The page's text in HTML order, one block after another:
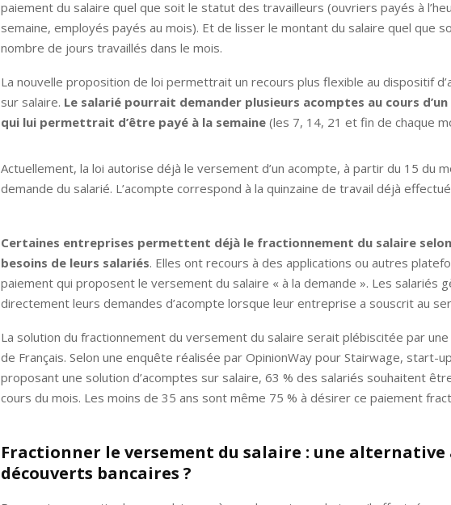
paiement du salaire quel que soit le statut des travailleurs (ouvriers payés à
semaine, employés payés au mois). Et de lisser le montant du salaire quel que
nombre de jours travaillés dans le mois.
La nouvelle proposition de loi permettrait un recours plus flexible au dispositif
sur salaire. Le salarié pourrait demander plusieurs acomptes au cours d’un
qui lui permettrait d’être payé à la semaine (les 7, 14, 21 et fin de chaque
Actuellement, la loi autorise déjà le versement d’un acompte, à partir du 15 du
demande du salarié. L’acompte correspond à la quinzaine de travail déjà
Certaines entreprises permettent déjà le fractionnement du salaire
besoins de leurs salariés. Elles ont recours à des applications ou autres
paiement qui proposent le versement du salaire « à la demande ». Les salariés
directement leurs demandes d’acompte lorsque leur entreprise a souscrit au
La solution du fractionnement du versement du salaire serait plébiscitée par
de Français. Selon une enquête réalisée par OpinionWay pour Stairwage, start-up
proposant une solution d’acomptes sur salaire, 63 % des salariés souhaitent
cours du mois. Les moins de 35 ans sont même 75 % à désirer ce paiement
Fractionner le versement du salaire : une alternative
découverts bancaires ?